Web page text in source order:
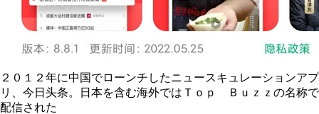
２０１２年に中国でローンチしたニュースキュレーションアプ
リ、今日头条。日本を含む海外ではＴｏｐ Ｂｕｚｚの名称で
配信された